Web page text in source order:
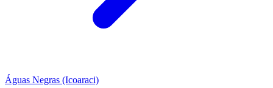
Águas Negras (Icoaraci)